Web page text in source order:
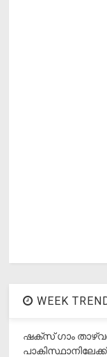
WEEK
ഷക്സ് ​ഗാം